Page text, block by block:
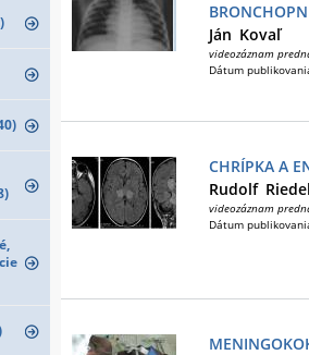
Ján Kovaľ
videozáznam
Dátum
CHRÍPKA A
Rudolf
videozáznam
Dátum